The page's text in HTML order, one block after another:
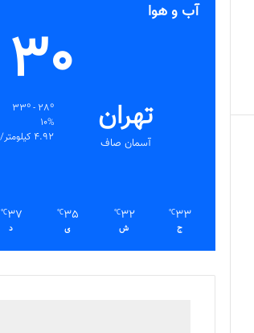
آب و هوا
تهران
آسمان صاف
30
10%
4.92 کیلومتر/ساعت
33
℃
ج
32
℃
ش
35
℃
ی
37
℃
د